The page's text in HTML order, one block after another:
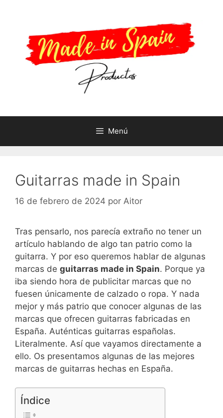
Menú
Guitarras made in Spain
16 de febrero de 2024 por Aitor
Tras pensarlo, nos parecía extraño no tener un
artículo hablando de algo tan patrio como la
guitarra. Y por eso queremos hablar de algunas
marcas de guitarras made in Spain. Porque ya
iba siendo hora de publicitar marcas que no
fuesen únicamente de calzado o ropa. Y nada
mejor y más patrio que conocer algunas de las
marcas que ofrecen guitarras fabricadas en
España. Auténticas guitarras españolas.
Literalmente. Así que vayamos directamente a
ello. Os presentamos algunas de las mejores
marcas de guitarras hechas en España.
Índice